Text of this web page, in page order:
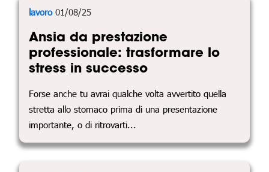
lavoro01/08/25
Ansia da prestazione
professionale: trasformare lo
stress in successo
Forse anche tu avrai qualche volta avvertito quella
stretta allo stomaco prima di una presentazione
importante, o di ritrovarti...